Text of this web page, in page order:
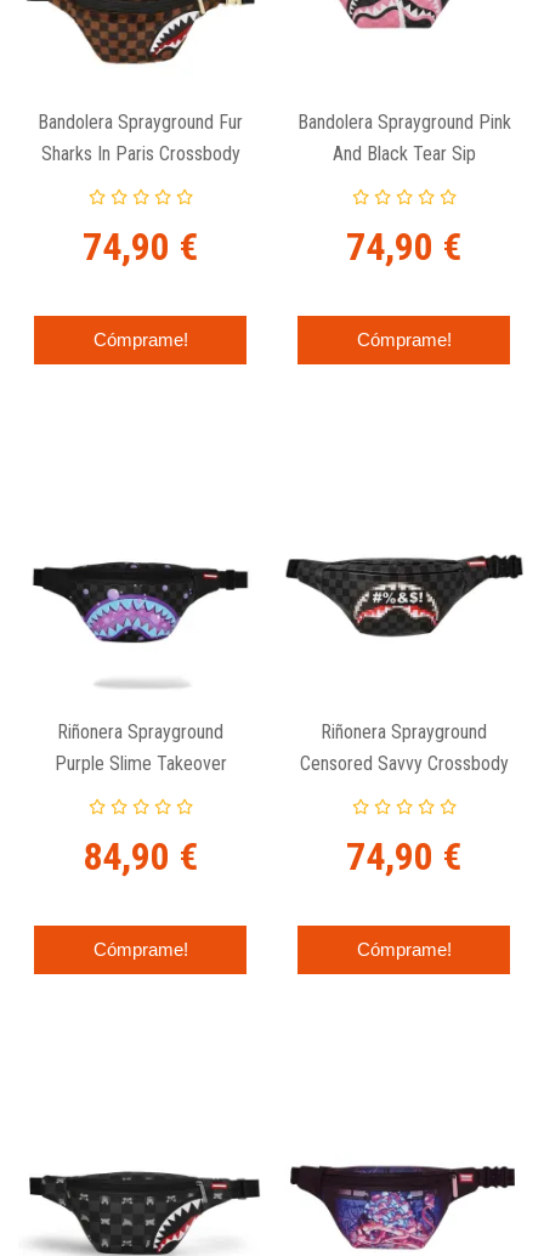
Bandolera Sprayground Fur
Sharks In Paris Crossbody
74,90 €
Cómprame!
Bandolera Sprayground Pink
And Black Tear Sip
Crossbody
74,90 €
Cómprame!
Riñonera Sprayground
Purple Slime Takeover
Crossbody
84,90 €
Cómprame!
Riñonera Sprayground
Censored Savvy Crossbody
74,90 €
Cómprame!